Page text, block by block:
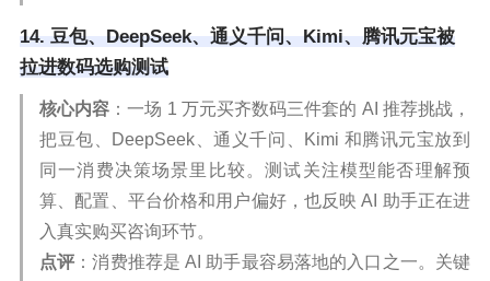
14. 豆包、DeepSeek、通义千问、Kimi、腾讯元宝被
拉进数码选购测试
核心内容 ：一场 1 万元买齐数码三件套的 AI 推荐挑战，
把豆包、DeepSeek、通义千问、Kimi 和腾讯元宝放到
同一消费决策场景里比较。测试关注模型能否理解预
算、配置、平台价格和用户偏好，也反映 AI 助手正在进
入真实购买咨询环节。
点评 ：消费推荐是 AI 助手最容易落地的入口之一。关键